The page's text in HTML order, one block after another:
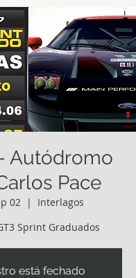
Autódromo
Pace
02
  |
Interlagos
Sprint Graduados
está fechado